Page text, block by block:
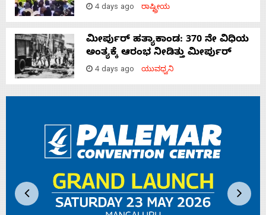
4 days ago ರಾಷ್ಟ್ರೀಯ
ಮೀರ್ಪುರ್ ಹತ್ಯಾಕಾಂಡ: 370 ನೇ ವಿಧಿಯ
ಅಂತ್ಯಕ್ಕೆ ಆರಂಭ ನೀಡಿತ್ತು ಮೀರ್ಪುರ್
4 days ago ಯುವಧ್ವನಿ